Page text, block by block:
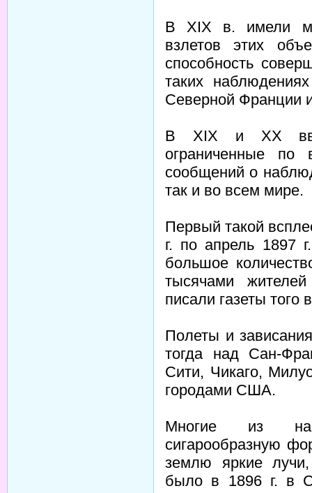
В XIX в. имели
взлетов этих
способность
таких
Северной Франции
В XIX и XX вв.
ограниченные по
сообщений о
так и во всем мире.
Первый такой
г. по апрель 1897
большое
тысячами
писали газеты того
Полеты и
тогда над Сан-
Сити, Чикаго,
городами США.
Многие из
сигарообразную
землю яркие
было в 1896 г. в